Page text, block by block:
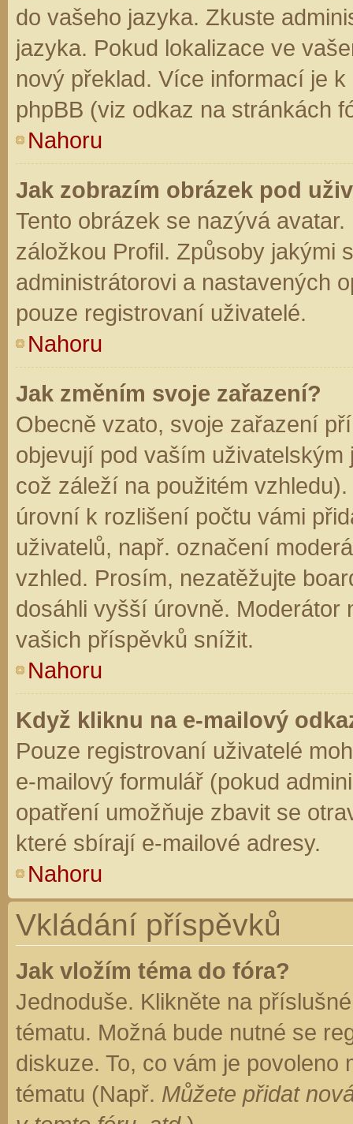
do vašeho jazyka. Zkuste
jazyka. Pokud lokalizace ve
nový překlad. Více informací je
phpBB (viz odkaz na stránkách
Nahoru
Jak zobrazím obrázek pod
Tento obrázek se nazývá
záložkou Profil. Způsoby jakými
administrátorovi a nastavených
pouze registrovaní uživatelé.
Nahoru
Jak změním svoje zařazení?
Obecně vzato, svoje zařazení
objevují pod vaším
což záleží na použitém
úrovní k rozlišení počtu vámi
uživatelů, např. označení
vzhled. Prosím, nezatěžujte
dosáhli vyšší úrovně. Moderátor
vašich příspěvků snížit.
Nahoru
Když kliknu na e-mailový
Pouze registrovaní uživatelé
e-mailový formulář (pokud
opatření umožňuje zbavit se
které sbírají e-mailové adresy.
Nahoru
Vkládání příspěvků
Jak vložím téma do fóra?
Jednoduše. Klikněte na
tématu. Možná bude nutné se
diskuze. To, co vám je
tématu (Např. Můžete přidat